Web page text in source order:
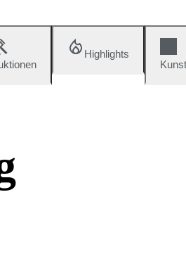
Highlights
Kunst